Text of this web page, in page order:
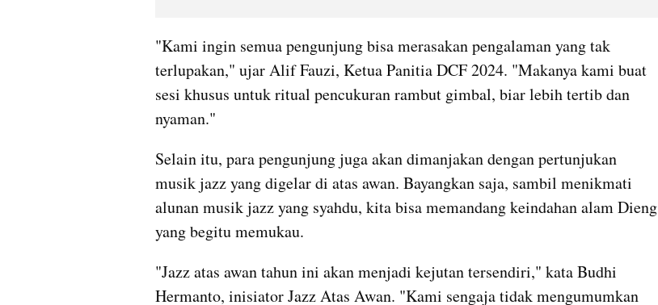
"Kami ingin semua pengunjung bisa merasakan pengalaman yang tak
terlupakan," ujar Alif Fauzi, Ketua Panitia DCF 2024. "Makanya kami buat
sesi khusus untuk ritual pencukuran rambut gimbal, biar lebih tertib dan
nyaman."
Selain itu, para pengunjung juga akan dimanjakan dengan pertunjukan
musik jazz yang digelar di atas awan. Bayangkan saja, sambil menikmati
alunan musik jazz yang syahdu, kita bisa memandang keindahan alam Dieng
yang begitu memukau.
"Jazz atas awan tahun ini akan menjadi kejutan tersendiri," kata Budhi
Hermanto, inisiator Jazz Atas Awan. "Kami sengaja tidak mengumumkan